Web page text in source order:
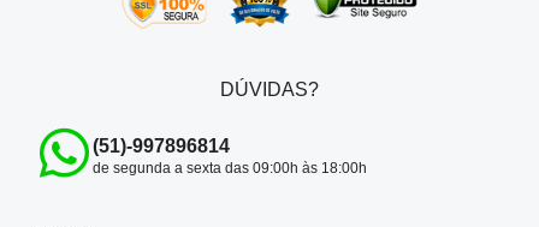
DÚVIDAS?
(51)-997896814
de segunda a sexta das 09:00h às 18:00h